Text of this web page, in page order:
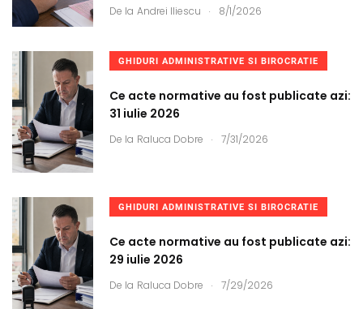
De la Andrei Iliescu . 8/1/2026
GHIDURI ADMINISTRATIVE SI BIROCRATIE
Ce acte normative au fost publicate azi:
31 iulie 2026
De la Raluca Dobre . 7/31/2026
GHIDURI ADMINISTRATIVE SI BIROCRATIE
Ce acte normative au fost publicate azi:
29 iulie 2026
De la Raluca Dobre . 7/29/2026